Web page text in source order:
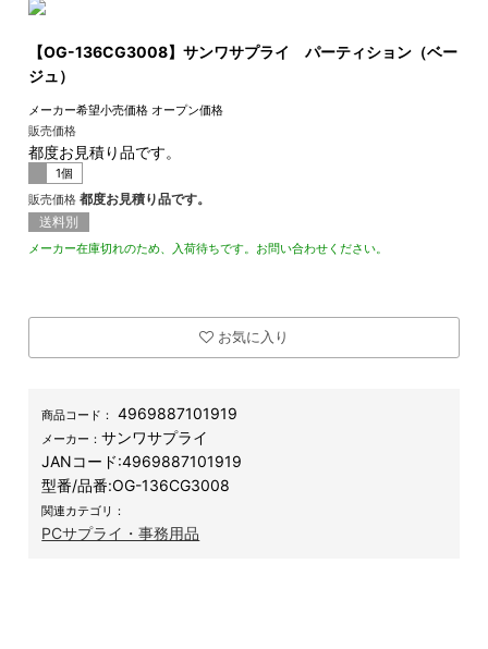
【OG-136CG3008】サンワサプライ パーティション（ベー
ジュ）
メーカー希望小売価格 オープン価格
販売価格
都度お見積り品です。
1個
販売価格 都度お見積り品です。
送料別
メーカー在庫切れのため、入荷待ちです。お問い合わせください。
お気に入り
商品コード： 4969887101919
メーカー：サンワサプライ
JANコード:4969887101919
型番/品番:OG-136CG3008
関連カテゴリ：
PCサプライ・事務用品